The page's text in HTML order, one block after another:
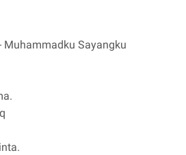
Muhammadku Sayangku